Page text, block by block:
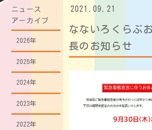
2021.09.21
なないろくらぶお休み再々延
長のお知らせ
ニュース
アーカイブ
2026年
2025年
2024年
2023年
2022年